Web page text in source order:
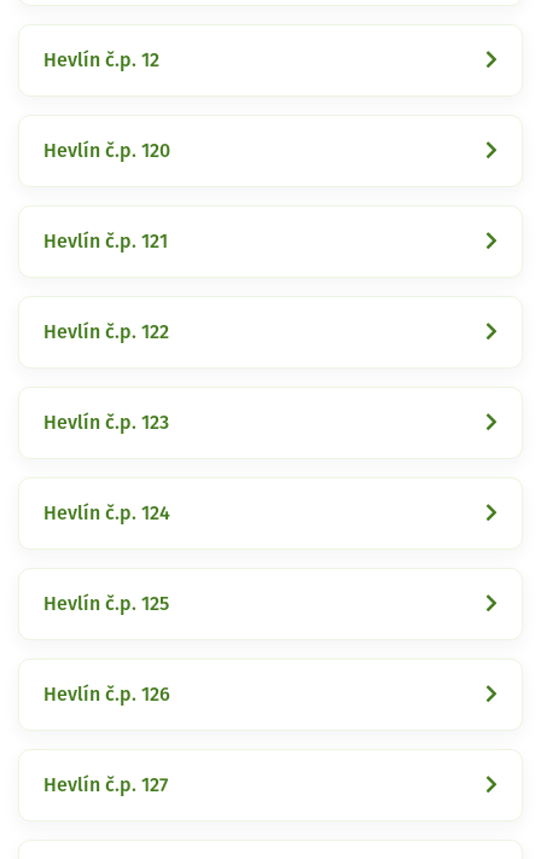
Hevlín č.p. 12
Hevlín č.p. 120
Hevlín č.p. 121
Hevlín č.p. 122
Hevlín č.p. 123
Hevlín č.p. 124
Hevlín č.p. 125
Hevlín č.p. 126
Hevlín č.p. 127